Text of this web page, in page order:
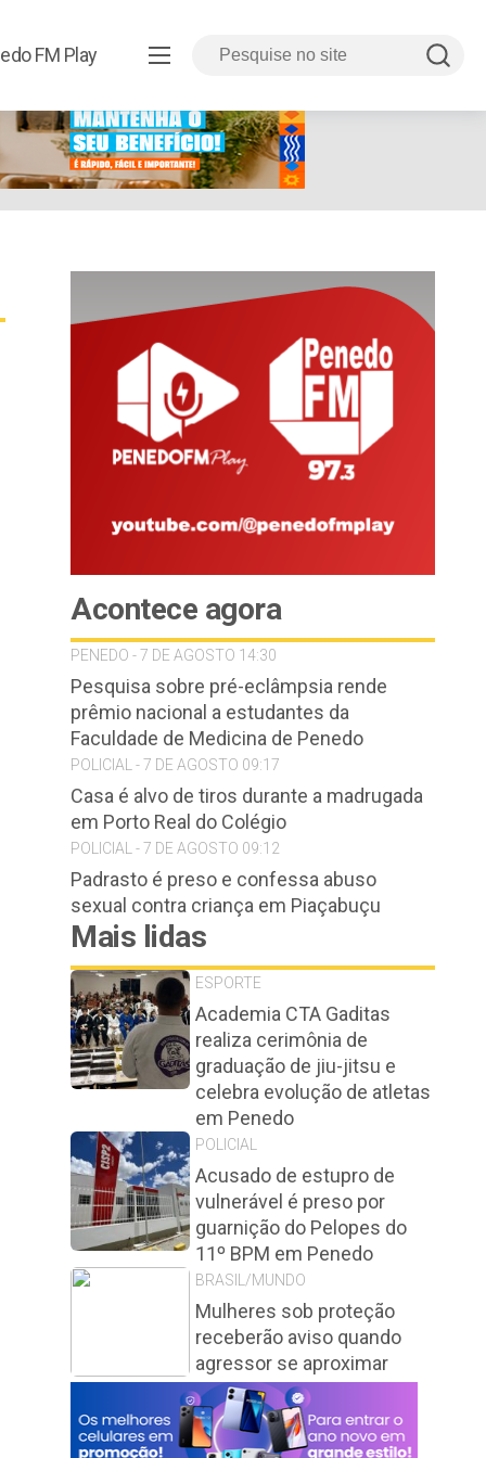
FM Play
Acontece agora
PENEDO - 7 DE AGOSTO 14:30
Pesquisa sobre pré-eclâmpsia rende
prêmio nacional a estudantes da
Faculdade de Medicina de Penedo
POLICIAL - 7 DE AGOSTO 09:17
Casa é alvo de tiros durante a madrugada
em Porto Real do Colégio
POLICIAL - 7 DE AGOSTO 09:12
Padrasto é preso e confessa abuso
sexual contra criança em Piaçabuçu
Mais lidas
ESPORTE
Academia CTA Gaditas
realiza cerimônia de
graduação de jiu-jitsu e
celebra evolução de atletas
em Penedo
POLICIAL
Acusado de estupro de
vulnerável é preso por
guarnição do Pelopes do
11º BPM em Penedo
BRASIL/MUNDO
Mulheres sob proteção
receberão aviso quando
agressor se aproximar